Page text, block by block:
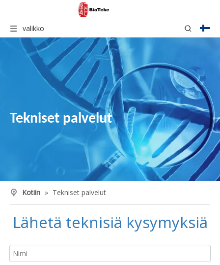
valikko
Tekniset palvelut
Kotiin » Tekniset palvelut
Lähetä teknisiä kysymyksiä